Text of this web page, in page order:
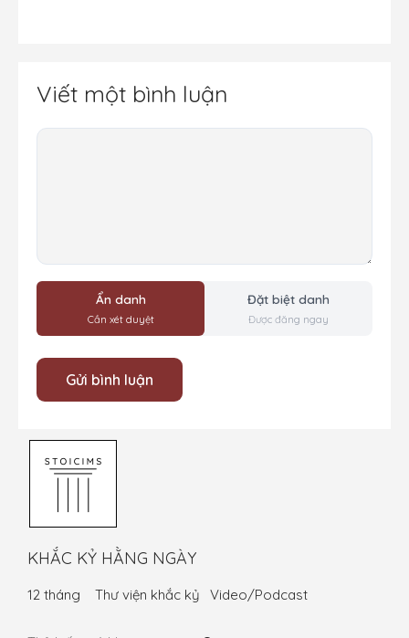
Viết một bình luận
Bình
Ẩn danh
Cần xét duyệt
Đặt biệt danh
Được đăng ngay
KHẮC KỶ HẰNG NGÀY
12 tháng Thư viện khắc kỷ Video/Podcast